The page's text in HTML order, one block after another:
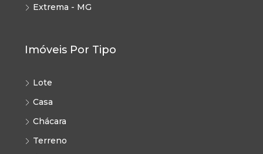
Extrema - MG
Imóveis Por Tipo
Lote
Casa
Chácara
Terreno